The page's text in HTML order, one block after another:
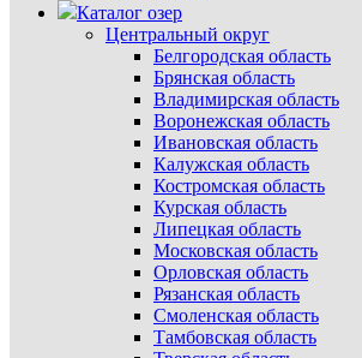
Каталог озер
Центральный округ
Белгородская область
Брянская область
Владимирская область
Воронежская область
Ивановская область
Калужская область
Костромская область
Курская область
Липецкая область
Московская область
Орловская область
Рязанская область
Смоленская область
Тамбовская область